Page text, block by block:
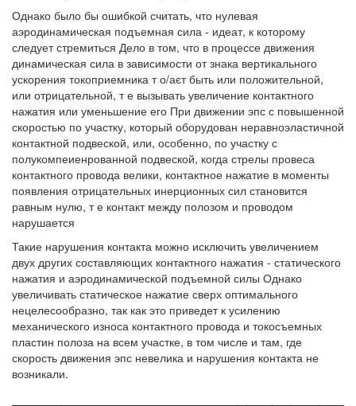
Однако было бы ошибкой считать, что нулевая
аэродинамическая подъемная сила - идеат, к которому
следует стремиться Дело в том, что в процессе движения
динамическая сила в зависимости от знака вертикального
ускорения токоприемника т о/аєт быть или положительной,
или отрицательной, т е вызывать увеличение контактного
нажатия или уменьшение его При движении эпс с повышенной
скоростью по участку, который оборудован неравноэластичной
контактной подвеской, или, особенно, по участку с
полукомпеиенрованной подвеской, когда стрелы провеса
контактного провода велики, контактное нажатие в моменты
появления отрицательных инерционных сил становится
равным нулю, т е контакт между полозом и проводом
нарушается
Такие нарушения контакта можно исключить увеличением
двух других составляющих контактного нажатия - статического
нажатия и аэродинамической подъемной силы Однако
увеличивать статическое нажатие сверх оптимального
нецелесообразно, так как это приведет к усилению
механического износа контактного провода и токосъемных
пластин полоза на всем участке, в том числе и там, где
скорость движения эпс невелика и нарушения контакта не
возникали.